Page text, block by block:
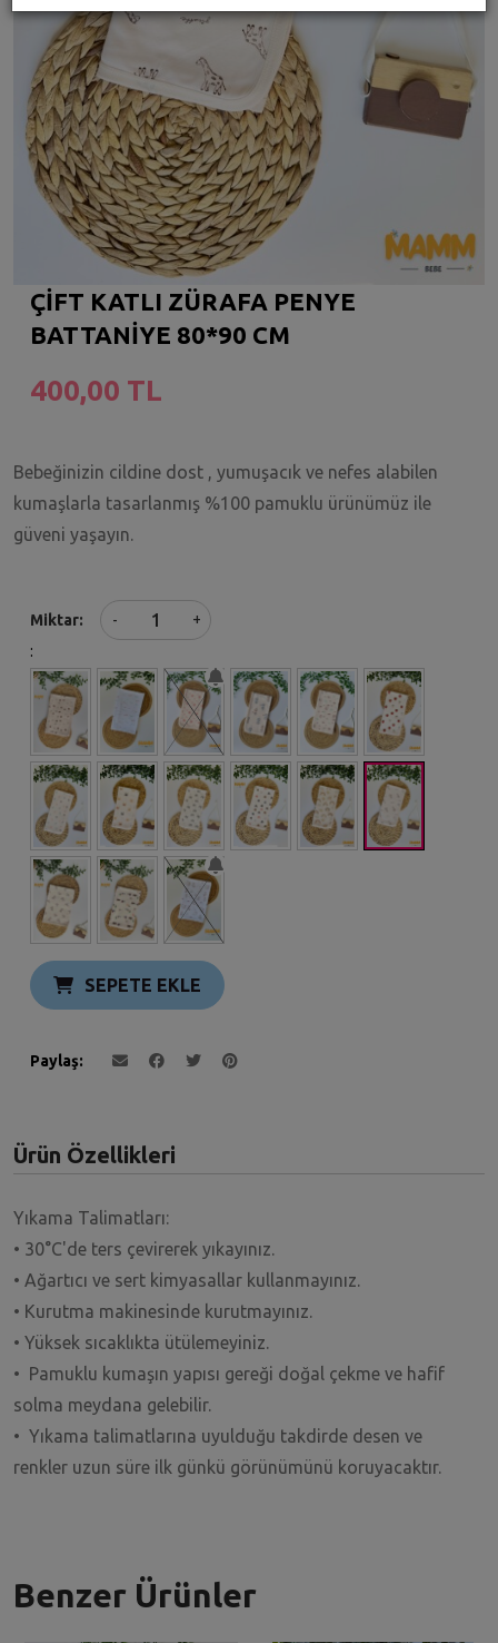
ÇİFT KATLI ZÜRAFA PENYE
BATTANİYE 80*90 CM
400,00 TL
Bebeğinizin cildine dost , yumuşacık ve nefes alabilen
kumaşlarla tasarlanmış %100 pamuklu ürünümüz ile
güveni yaşayın.
Miktar -
+
:
SEPETE EKLE
Paylaş
Ürün Özellikleri
Yıkama Talimatları:
• 30°C'de ters çevirerek yıkayınız.
• Ağartıcı ve sert kimyasallar kullanmayınız.
• Kurutma makinesinde kurutmayınız.
• Yüksek sıcaklıkta ütülemeyiniz.
• Pamuklu kumaşın yapısı gereği doğal çekme ve hafif
solma meydana gelebilir.
• Yıkama talimatlarına uyulduğu takdirde desen ve
renkler uzun süre ilk günkü görünümünü koruyacaktır.
Benzer Ürünler